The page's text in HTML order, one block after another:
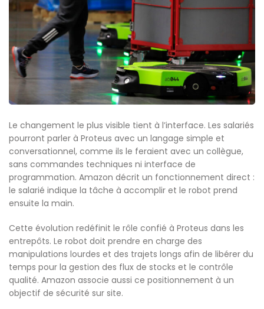
Le changement le plus visible tient à l’interface. Les salariés
pourront parler à Proteus avec un langage simple et
conversationnel, comme ils le feraient avec un collègue,
sans commandes techniques ni interface de
programmation. Amazon décrit un fonctionnement direct :
le salarié indique la tâche à accomplir et le robot prend
ensuite la main.
Cette évolution redéfinit le rôle confié à Proteus dans les
entrepôts. Le robot doit prendre en charge des
manipulations lourdes et des trajets longs afin de libérer du
temps pour la gestion des flux de stocks et le contrôle
qualité. Amazon associe aussi ce positionnement à un
objectif de sécurité sur site.